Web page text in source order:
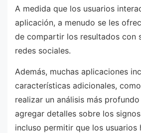
A medida que los usuarios
aplicación, a menudo se les
de compartir los resultados con
redes sociales.
Además, muchas aplicaciones
características adicionales,
realizar un análisis más
agregar detalles sobre los
incluso permitir que los usuarios